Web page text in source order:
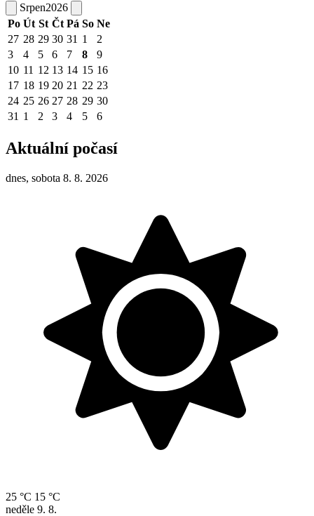
Srpen2026
Po Út St Čt Pá So Ne
27 28 29 30 31 1
2
3
4 5 6 7 8
9
10 11 12 13 14 15 16
17 18 19 20 21 22 23
24 25 26 27 28 29 30
31 1 2 3 4 5 6
Aktuální počasí
dnes, sobota 8. 8. 2026
25 °C 15 °C
neděle 9. 8.